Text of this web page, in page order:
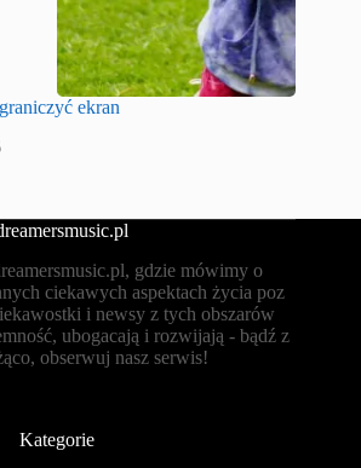
ekran
gdzie mówimy o
ciekawych aspektach życia poz
i newsy z tych obszarów
ubogacają i rozwijają - bądź z
obserwuj nasz serwis!
Kategorie